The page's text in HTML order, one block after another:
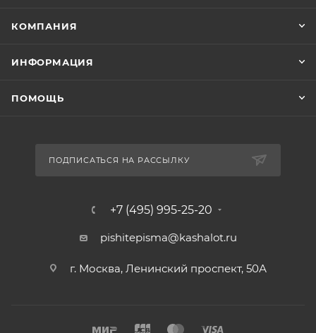
КОМПАНИЯ
ИНФОРМАЦИЯ
ПОМОЩЬ
ПОДПИСАТЬСЯ НА РАССЫЛКУ
+7 (495) 995-25-20​
pishitepisma@kashalot.ru
г. Москва, Ленинский проспект, 50А​